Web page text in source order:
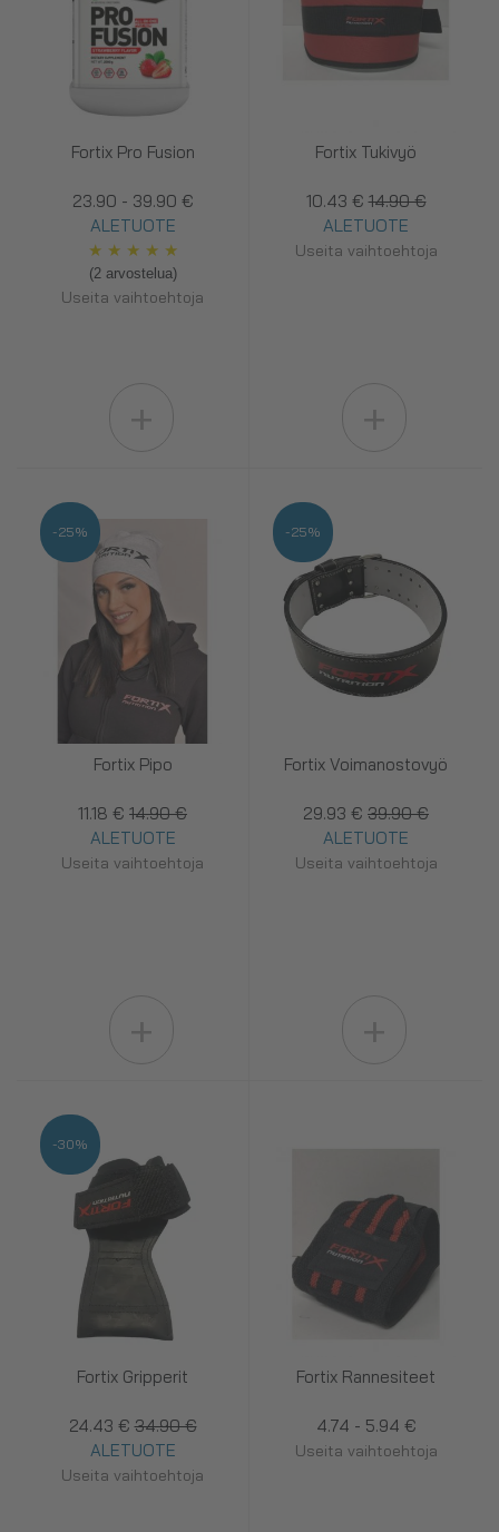
Fortix Pro Fusion
23.90 - 39.90 €
ALETUOTE
★ ★ ★ ★ ★
(2 arvostelua)
Useita vaihtoehtoja
Fortix Tukivyö
10.43 € 14.90 €
ALETUOTE
Useita vaihtoehtoja
Fortix Pipo
11.18 € 14.90 €
ALETUOTE
Useita vaihtoehtoja
-25%
Fortix Voimanostovyö
29.93 € 39.90 €
ALETUOTE
Useita vaihtoehtoja
-25%
Fortix Gripperit
24.43 € 34.90 €
ALETUOTE
Useita vaihtoehtoja
-30%
Fortix Rannesiteet
4.74 - 5.94 €
Useita vaihtoehtoja